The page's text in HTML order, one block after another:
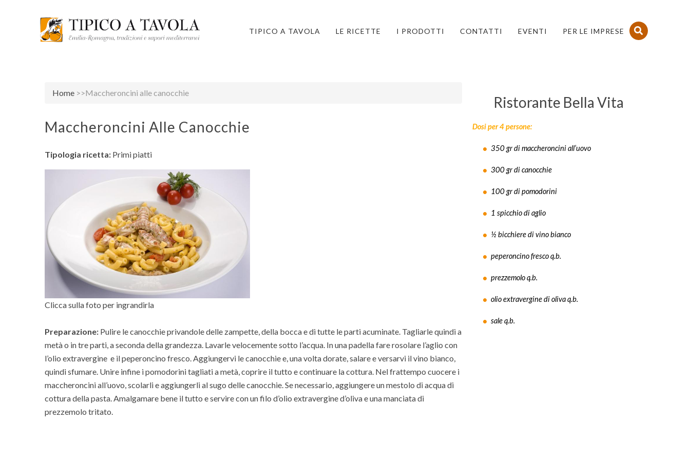
TIPICO A TAVOLA LE RICETTE I PRODOTTI CONTATTI EVENTI PER LE IMPRESE
Home >>Maccheroncini alle canocchie
Clicca sulla foto per ingrandirla
Maccheroncini Alle Canocchie
Tipologia ricetta: Primi piatti
Preparazione: Pulire le canocchie privandole delle zampette, della bocca e di tutte le parti acuminate. Tagliarle quindi a
metà o in tre parti, a seconda della grandezza. Lavarle velocemente sotto l’acqua. In una padella fare rosolare l’aglio con
l’olio extravergine e il peperoncino fresco. Aggiungervi le canocchie e, una volta dorate, salare e versarvi il vino bianco,
quindi sfumare. Unire infine i pomodorini tagliati a metà, coprire il tutto e continuare la cottura. Nel frattempo cuocere i
maccheroncini all’uovo, scolarli e aggiungerli al sugo delle canocchie. Se necessario, aggiungere un mestolo di acqua di
cottura della pasta. Amalgamare bene il tutto e servire con un filo d’olio extravergine d’oliva e una manciata di
prezzemolo tritato.
Ristorante Bella Vita
Dosi per 4 persone:
350 gr di maccheroncini all’uovo
300 gr di canocchie
100 gr di pomodorini
1 spicchio di aglio
½ bicchiere di vino bianco
peperoncino fresco q.b.
prezzemolo q.b.
olio extravergine di oliva q.b.
sale q.b.